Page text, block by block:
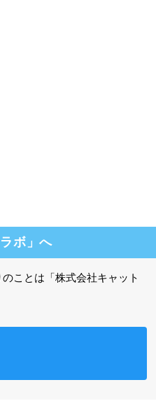
ボ」へ
ことは「株式会社キャット